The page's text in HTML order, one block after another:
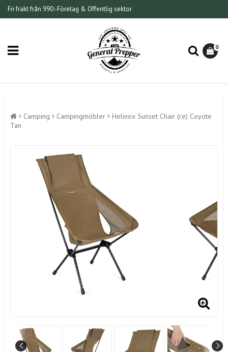
Fri frakt från 990:-Företag & Offentlig sektor
0
Camping Campingmöbler
Helinox Sunset Chair (re) Coyote
Tan